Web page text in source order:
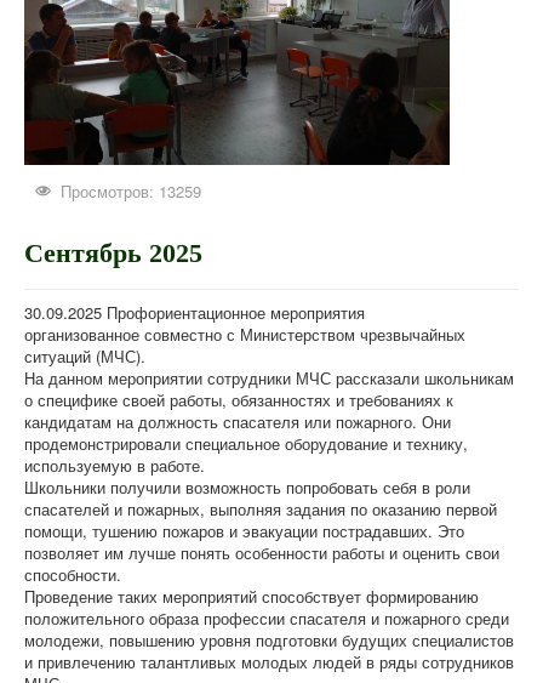
Просмотров: 13259
Сентябрь 2025
30.09.2025 Профориентационное мероприятия
организованное совместно с Министерством чрезвычайных
ситуаций (МЧС).
На данном мероприятии сотрудники МЧС рассказали школьникам
о специфике своей работы, обязанностях и требованиях к
кандидатам на должность спасателя или пожарного. Они
продемонстрировали специальное оборудование и технику,
используемую в работе.
Школьники получили возможность попробовать себя в роли
спасателей и пожарных, выполняя задания по оказанию первой
помощи, тушению пожаров и эвакуации пострадавших. Это
позволяет им лучше понять особенности работы и оценить свои
способности.
Проведение таких мероприятий способствует формированию
положительного образа профессии спасателя и пожарного среди
молодежи, повышению уровня подготовки будущих специалистов
и привлечению талантливых молодых людей в ряды сотрудников